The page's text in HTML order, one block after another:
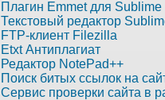
Плагин Emmet для Sublime
Текстовый редактор
FTP-клиент Filezilla
Etxt Антиплагиат
Редактор NotePad++
Поиск битых ссылок на
Сервис проверки сайта в